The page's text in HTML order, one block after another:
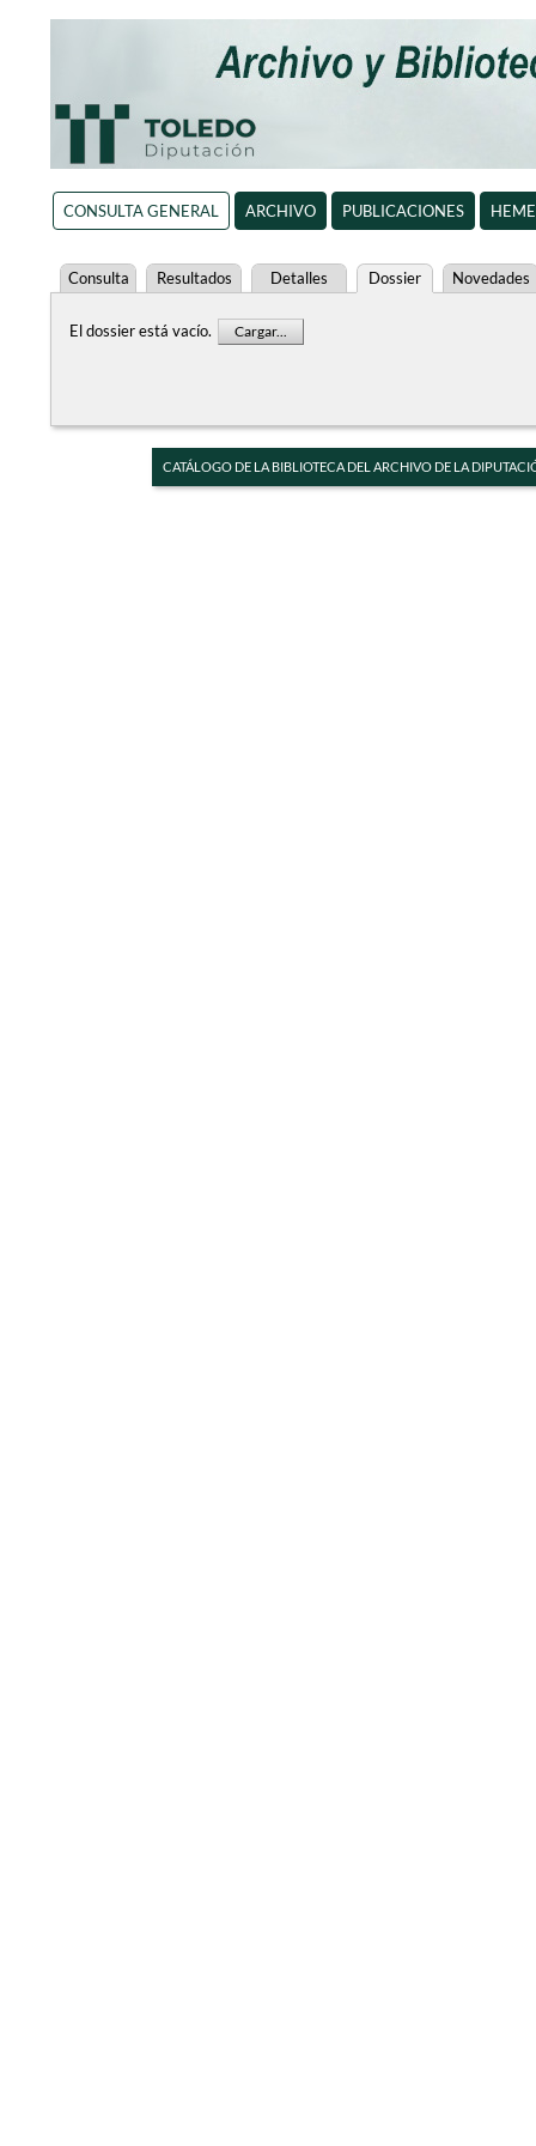
CONSULTA GENERAL ARCHIVO PUBLICACIONES
Consulta Resultados Detalles Dossier Novedades
El dossier está vacío. Cargar...
CATÁLOGO DE LA BIBLIOTECA DEL ARCHIVO DE LA